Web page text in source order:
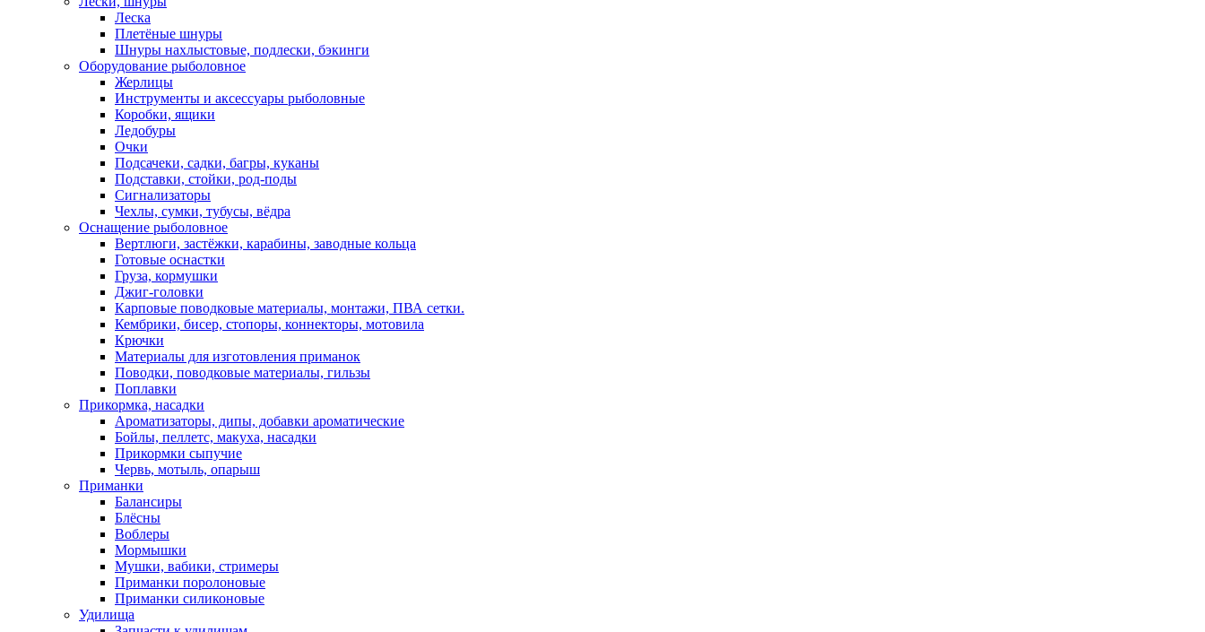
Леска
Плетёные шнуры
Шнуры нахлыстовые, подлески, бэкинги
Оборудование рыболовное
Жерлицы
Инструменты и аксессуары рыболовные
Коробки, ящики
Ледобуры
Очки
Подсачеки, садки, багры, куканы
Подставки, стойки, род-поды
Сигнализаторы
Чехлы, сумки, тубусы, вёдра
Оснащение рыболовное
Вертлюги, застёжки, карабины, заводные кольца
Готовые оснастки
Груза, кормушки
Джиг-головки
Карповые поводковые материалы, монтажи, ПВА сетки.
Кембрики, бисер, стопоры, коннекторы, мотовила
Крючки
Материалы для изготовления приманок
Поводки, поводковые материалы, гильзы
Поплавки
Прикормка, насадки
Ароматизаторы, дипы, добавки ароматические
Бойлы, пеллетс, макуха, насадки
Прикормки сыпучие
Червь, мотыль, опарыш
Приманки
Балансиры
Блёсны
Воблеры
Мормышки
Мушки, вабики, стримеры
Приманки поролоновые
Приманки силиконовые
Удилища